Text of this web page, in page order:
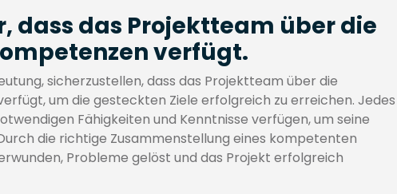
dass das Projektteam über die
verfügt.
sicherzustellen, dass das Projektteam über die
um die gesteckten Ziele erfolgreich zu erreichen. Jedes
Fähigkeiten und Kenntnisse verfügen, um seine
die richtige Zusammenstellung eines kompetenten
Probleme gelöst und das Projekt erfolgreich